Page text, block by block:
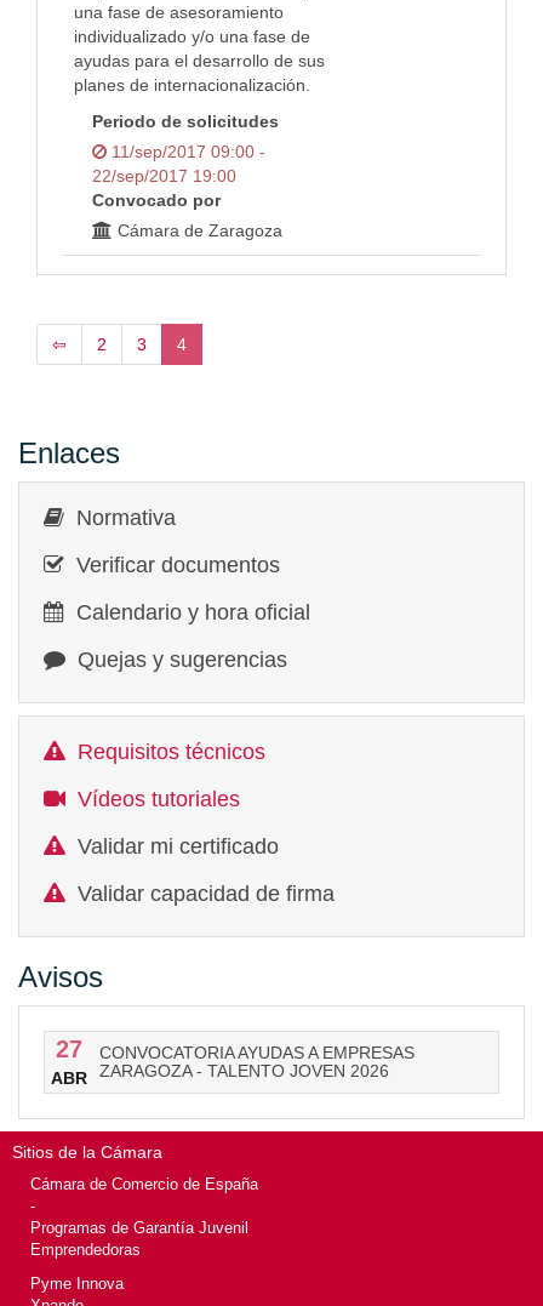
una fase de asesoramiento
individualizado y/o una fase de
ayudas para el desarrollo de sus
planes de internacionalización.
Periodo de solicitudes
11/sep/2017 09:00 -
22/sep/2017 19:00
Convocado por
Cámara de Zaragoza
⇦ 2 3 4
Enlaces
Normativa
Verificar documentos
Calendario y hora oficial
Quejas y sugerencias
Requisitos técnicos
Vídeos tutoriales
Validar mi certificado
Validar capacidad de firma
Avisos
27
ABR
CONVOCATORIA AYUDAS A EMPRESAS
ZARAGOZA - TALENTO JOVEN 2026
Sitios de la Cámara
Cámara de Comercio de España
-
Programas de Garantía Juvenil
Emprendedoras
Pyme Innova